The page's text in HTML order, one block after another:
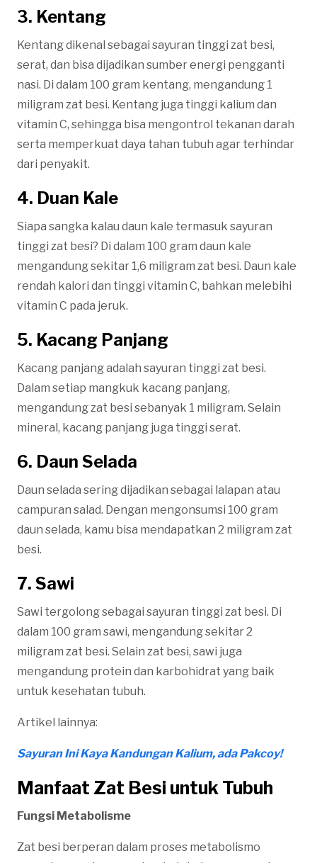
3. Kentang
Kentang dikenal sebagai sayuran tinggi zat besi,
serat, dan bisa dijadikan sumber energi pengganti
nasi. Di dalam 100 gram kentang, mengandung 1
miligram zat besi. Kentang juga tinggi kalium dan
vitamin C, sehingga bisa mengontrol tekanan darah
serta memperkuat daya tahan tubuh agar terhindar
dari penyakit.
4. Duan Kale
Siapa sangka kalau daun kale termasuk sayuran
tinggi zat besi? Di dalam 100 gram daun kale
mengandung sekitar 1,6 miligram zat besi. Daun kale
rendah kalori dan tinggi vitamin C, bahkan melebihi
vitamin C pada jeruk.
5. Kacang Panjang
Kacang panjang adalah sayuran tinggi zat besi.
Dalam setiap mangkuk kacang panjang,
mengandung zat besi sebanyak 1 miligram. Selain
mineral, kacang panjang juga tinggi serat.
6. Daun Selada
Daun selada sering dijadikan sebagai lalapan atau
campuran salad. Dengan mengonsumsi 100 gram
daun selada, kamu bisa mendapatkan 2 miligram zat
besi.
7. Sawi
Sawi tergolong sebagai sayuran tinggi zat besi. Di
dalam 100 gram sawi, mengandung sekitar 2
miligram zat besi. Selain zat besi, sawi juga
mengandung protein dan karbohidrat yang baik
untuk kesehatan tubuh.
Artikel lainnya:
Sayuran Ini Kaya Kandungan Kalium, ada Pakcoy!
Manfaat Zat Besi untuk Tubuh
Fungsi Metabolisme
Zat besi berperan dalam proses metabolismo